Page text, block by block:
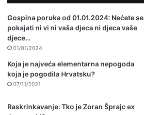
Gospina poruka od 01.01.2024: Nećete se
pokajati ni vi ni vaša djeca ni djeca vaše
djece…
01/01/2024
Koja je najveća elementarna nepogoda
koja je pogodila Hrvatsku?
07/11/2021
Raskrinkavanje: Tko je Zoran Šprajc ex